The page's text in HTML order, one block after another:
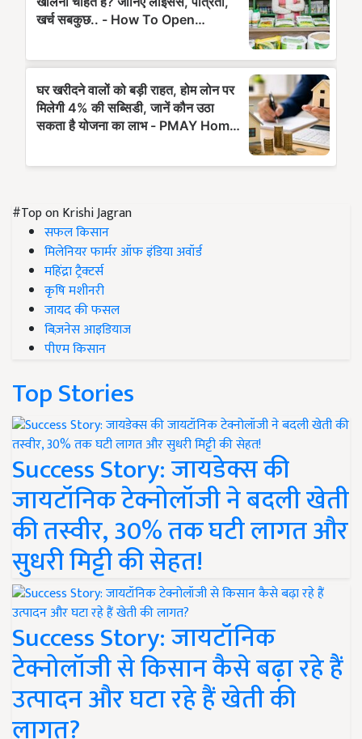
#Top on Krishi Jagran
सफल किसान
मिलेनियर फार्मर ऑफ इंडिया अवॉर्ड
महिंद्रा ट्रैक्टर्स
कृषि मशीनरी
जायद की फसल
बिज़नेस आइडियाज
पीएम किसान
Top Stories
Success Story: जायडेक्स की
जायटॉनिक टेक्नोलॉजी ने बदली खेती
की तस्वीर, 30% तक घटी लागत और
सुधरी मिट्टी की सेहत!
Success Story: जायटॉनिक
टेक्नोलॉजी से किसान कैसे बढ़ा रहे हैं
उत्पादन और घटा रहे हैं खेती की